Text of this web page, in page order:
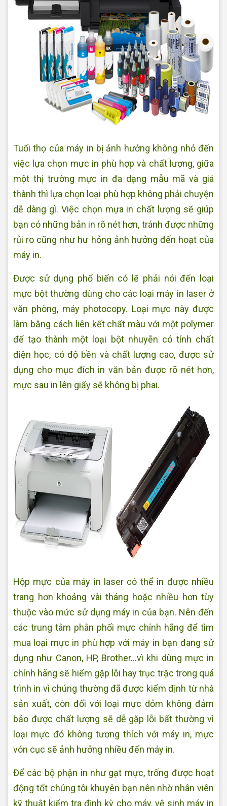
Tuổi thọ của máy in bị ảnh hưởng không nhỏ đến
việc lựa chọn mực in phù hợp và chất lượng, giữa
một thị trường mực in đa dạng mẫu mã và giá
thành thì lựa chọn loại phù hợp không phải chuyện
dễ dàng gì. Việc chọn mựa in chất lượng sẽ giúp
bạn có những bản in rõ nét hơn, tránh được những
rủi ro cũng như hư hỏng ảnh hưởng đến hoạt của
máy in.
Được sử dụng phổ biến có lẽ phải nói đến loại
mực bột thường dùng cho các loại máy in laser ở
văn phòng, máy photocopy. Loại mực này được
làm bằng cách liên kết chất màu với một polymer
để tạo thành một loại bột nhuyễn có tính chất
điện học, có độ bền và chất lượng cao, được sử
dụng cho mục đích in văn bản được rõ nét hơn,
mực sau in lên giấy sẽ không bị phai.
Hộp mực của máy in laser có thể in được nhiều
trang hơn khoảng vài tháng hoặc nhiều hơn tùy
thuộc vào mức sử dụng máy in của bạn. Nên đến
các trung tâm phân phối mực chính hãng để tìm
mua loại mực in phù hợp với máy in bạn đang sử
dụng như Canon, HP, Brother…vì khi dùng mực in
chính hãng sẽ hiếm gặp lỗi hay trục trặc trong quá
trình in vì chúng thường đã được kiểm định từ nhà
sản xuất, còn đối với loại mực dỏm không đảm
bảo được chất lượng sẽ dễ gặp lỗi bất thường vì
loại mực đó không tương thích với máy in, mực
vón cục sẽ ảnh hưởng nhiều đến máy in.
Để các bộ phận in như gạt mực, trống được hoạt
động tốt chúng tôi khuyên bạn nên nhờ nhân viên
kỹ thuật kiểm tra định kỳ cho máy, vệ sinh máy in